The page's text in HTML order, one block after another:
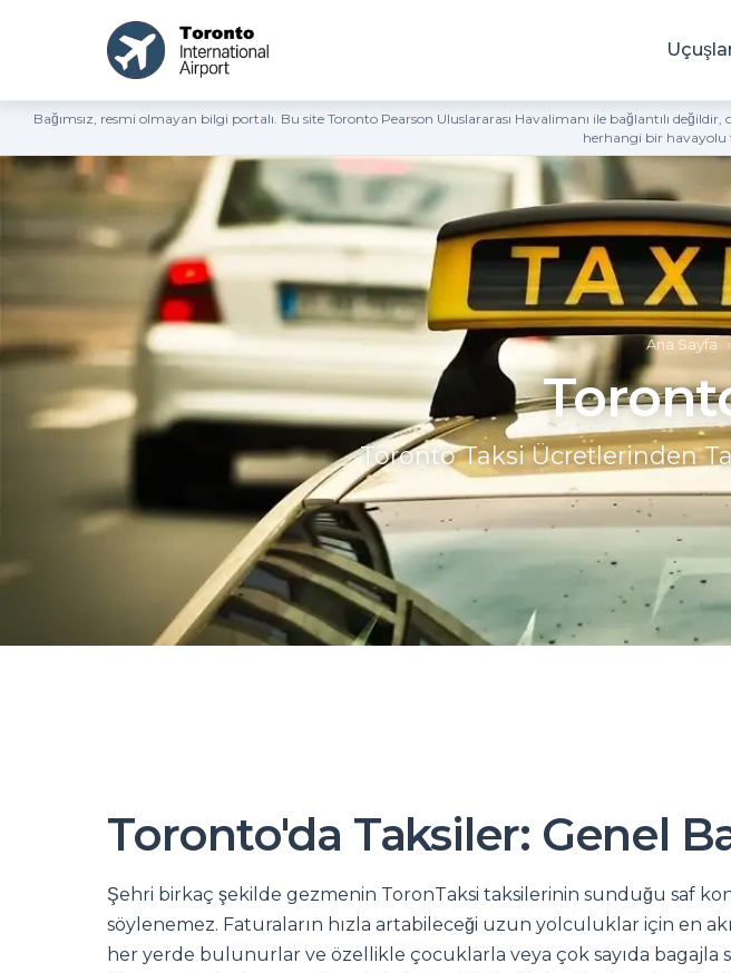
Bağımsız, resmi olmayan bilgi portalı. Bu site Toronto Pearson Uluslararası Havalimanı ile bağlantılı
herhangi bir havayolu
Ana Sayfa
Toronto Taksi Ücretlerinden
Toronto'da Taksiler: Genel
Şehri birkaç şekilde gezmenin ToronTaksi taksilerinin sunduğu saf
söylenemez. Faturaların hızla artabileceği uzun yolculuklar için en
her yerde bulunurlar ve özellikle çocuklarla veya çok sayıda bagajla